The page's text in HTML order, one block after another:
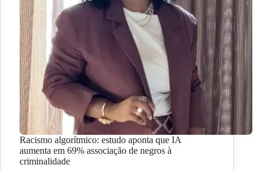
Racismo algorítmico: estudo aponta que IA
aumenta em 69% associação de negros à
criminalidade